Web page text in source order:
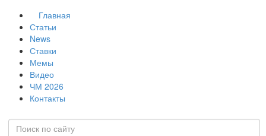
Главная
Статьи
News
Ставки
Мемы
Видео
ЧМ 2026
Контакты